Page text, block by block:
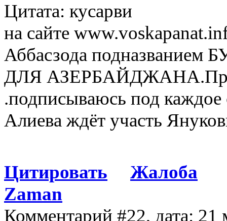
Цитата: кусарви
на сайте
Аббасзода
ДЛЯ
.подписываюсь под каждое
Алиева ждёт участь
Цитировать
Жалоба
Zaman
Комментарий #22, дата: 21